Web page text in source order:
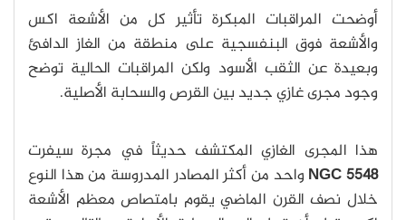
أوضحت المراقبات المبكرة تأثير كل من الأشعة اكس
والأشعة فوق البنفسجية على منطقة من الغاز الدافئ
وبعيدة عن الثقب الأسود ولكن المراقبات الحالية توضح
وجود مجرى غازي جديد بين القرص والسحابة الأصلية.
هذا المجرى الغازي المكتشف حديثاً في مجرة سيفرت
NGC 5548 واحد من أكثر المصادر المدروسة من هذا النوع
خلال نصف القرن الماضي يقوم بامتصاص معظم الأشعة